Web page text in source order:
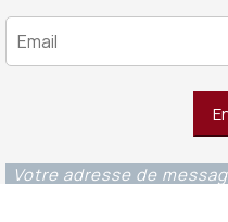
Votre adresse de